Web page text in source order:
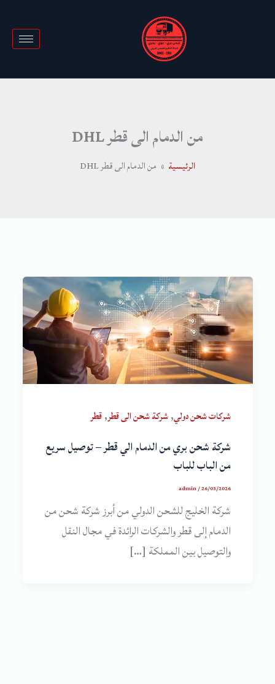
من الدمام الى قطر DHL
الرئيسية من الدمام الى قطر DHL
شركات شحن دولي,شركة شحن الى قطر,قطر
شركة شحن بري من الدمام الي قطر – توصيل سريع
من الباب للباب
admin/26/03/2026
شركة الخليج للشحن الدولي من أبرز شركة شحن من
الدمام إلى قطر والشركات الرائدة في مجال النقل
والتوصيل بين المملكة […]